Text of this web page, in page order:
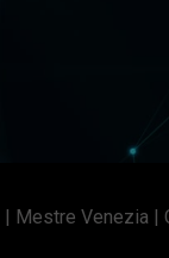
| Mestre Venezia |